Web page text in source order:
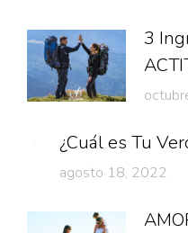
3
¿Cuál es Tu
agosto 18, 2022